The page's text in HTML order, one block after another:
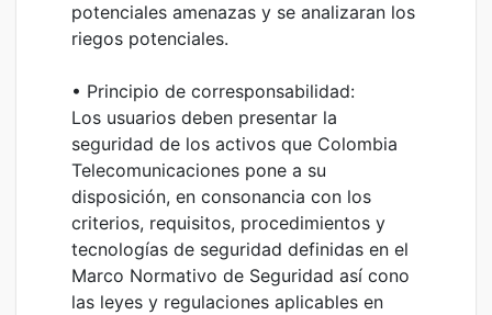
potenciales amenazas y se analizaran los
riegos potenciales.
• Principio de corresponsabilidad:
Los usuarios deben presentar la
seguridad de los activos que Colombia
Telecomunicaciones pone a su
disposición, en consonancia con los
criterios, requisitos, procedimientos y
tecnologías de seguridad definidas en el
Marco Normativo de Seguridad así cono
las leyes y regulaciones aplicables en